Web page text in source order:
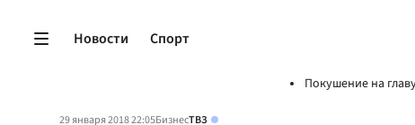
Новости Спорт
Покушение на
29 января 2018 22:05БизнесТВЗ